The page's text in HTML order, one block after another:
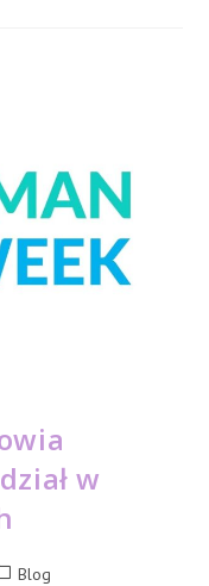
w
Blog